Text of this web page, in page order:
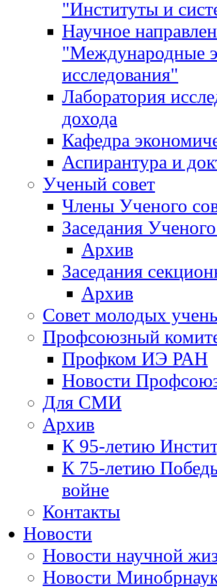
"Институты и
Научное
"Международные
исследования"
Лаборатория
дохода
Кафедра
Аспирантура и
Ученый совет
Члены Ученого
Заседания
Архив
Заседания
Архив
Совет молодых
Профсоюзный
Профком ИЭ РАН
Новости
Для СМИ
Архив
К 95-летию
К 75-летию
войне
Контакты
Новости
Новости научной
Новости